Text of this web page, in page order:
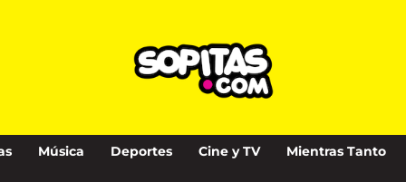
Música Deportes Cine y TV Mientras Tanto